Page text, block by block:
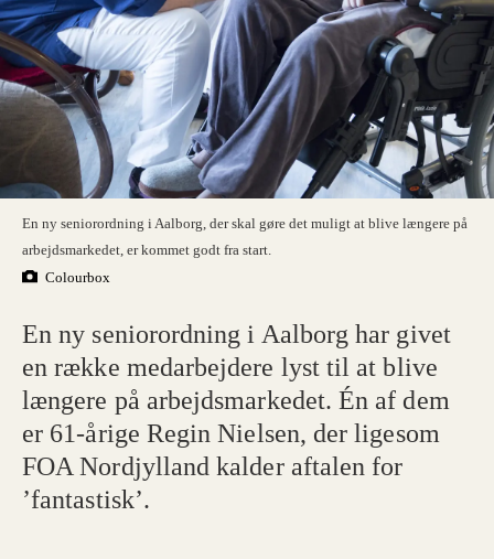
En ny seniorordning i Aalborg, der skal gøre det muligt at blive længere på
arbejdsmarkedet, er kommet godt fra start.
Colourbox
En ny seniorordning i Aalborg har givet
en række medarbejdere lyst til at blive
længere på arbejdsmarkedet. Én af dem
er 61-årige Regin Nielsen, der ligesom
FOA Nordjylland kalder aftalen for
’fantastisk’.